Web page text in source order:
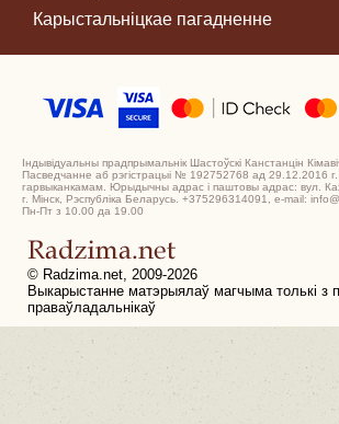
Карыстальніцкае пагадненне
Індывідуальны прадпрымальнік Шастоўскі Канстанцін
Пасведчанне аб рэгістрацыі № 192752768 ад 29.12.2016
гарвыканкамам. Юрыдычны адрас і паштовы адрас: вул.
г. Мінск, Рэспубліка Беларусь. +375296314091, e-mail:
Пн-Пт з 10.00 да 19.00
© Radzima.net, 2009-2026
Выкарыстанне матэрыялаў магчыма толькі з
праваўладальнікаў